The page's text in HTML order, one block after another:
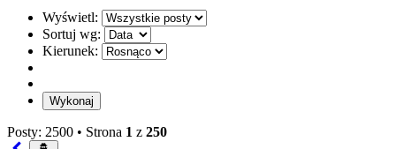
Wyświetl:
Sortuj wg:
Kierunek:
Posty: 2500 • Strona 1 z 250